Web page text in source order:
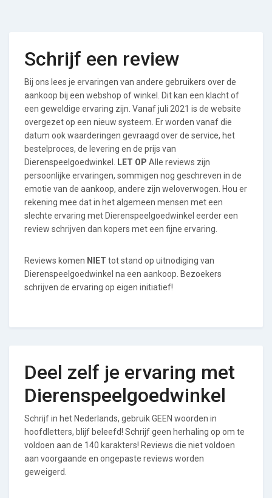
Schrijf een review
Bij ons lees je ervaringen van andere gebruikers over de
aankoop bij een webshop of winkel. Dit kan een klacht of
een geweldige ervaring zijn. Vanaf juli 2021 is de website
overgezet op een nieuw systeem. Er worden vanaf die
datum ook waarderingen gevraagd over de service, het
bestelproces, de levering en de prijs van
Dierenspeelgoedwinkel.
LET OP Alle reviews zijn
persoonlijke ervaringen, sommigen nog geschreven in de
emotie van de aankoop, andere zijn weloverwogen. Hou er
rekening mee dat in het algemeen mensen met een
slechte ervaring met Dierenspeelgoedwinkel eerder een
review schrijven dan kopers met een fijne ervaring.
Reviews komen NIET tot stand op uitnodiging van
Dierenspeelgoedwinkel na een aankoop. Bezoekers
schrijven de ervaring op eigen initiatief!
Deel zelf je ervaring met
Dierenspeelgoedwinkel
Schrijf in het Nederlands, gebruik GEEN woorden in
hoofdletters, blijf beleefd! Schrijf geen herhaling op om te
voldoen aan de 140 karakters! Reviews die niet voldoen
aan voorgaande en ongepaste reviews worden
geweigerd.